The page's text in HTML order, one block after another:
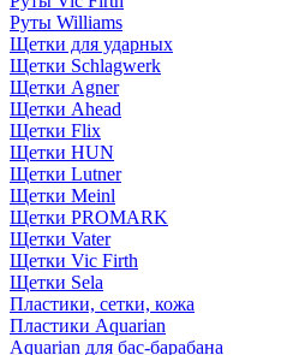
Руты Williams
Щетки для ударных
Щетки Schlagwerk
Щетки Agner
Щетки Ahead
Щетки Flix
Щетки HUN
Щетки Lutner
Щетки Meinl
Щетки PROMARK
Щетки Vater
Щетки Vic Firth
Щетки Sela
Пластики, сетки, кожа
Пластики Aquarian
Aquarian для бас-барабана